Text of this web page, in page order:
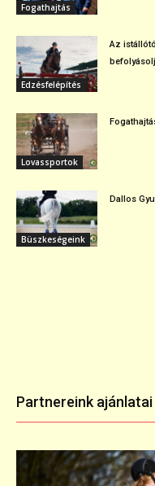
Fogathajtás
Edzésfelépítés
Az
Lovassportok
Büszkeségeink
Dallos
Partnereink ajánlatai